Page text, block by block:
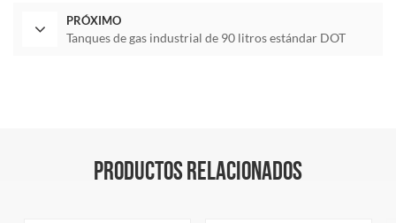
PRÓXIMO
Tanques de gas industrial de 90 litros estándar DOT
PRODUCTOS RELACIONADOS